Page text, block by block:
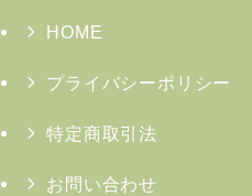
HOME
プライバシーポリシー
特定商取引法
お問い合わせ